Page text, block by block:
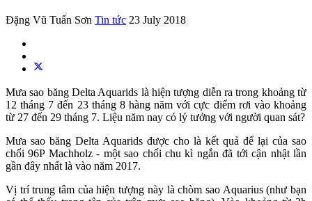
Đặng Vũ Tuấn Sơn Tin tức 23 July 2018
Mưa sao băng Delta Aquarids là hiện tượng diễn ra trong khoảng từ
12 tháng 7 đến 23 tháng 8 hàng năm với cực điểm rơi vào khoảng
từ 27 đến 29 tháng 7. Liệu năm nay có lý tưởng với người quan sát?
Mưa sao băng Delta Aquarids được cho là kết quả để lại của sao
chổi 96P Machholz - một sao chổi chu kì ngắn đã tới cận nhật lần
gần đây nhất là vào năm 2017.
Vị trí trung tâm của hiện tượng này là chòm sao Aquarius (như bạn